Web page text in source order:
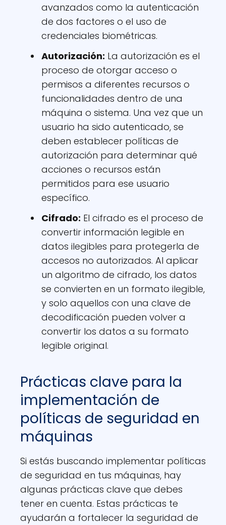
avanzados como la autenticación
de dos factores o el uso de
credenciales biométricas.
Autorización: La autorización es el
proceso de otorgar acceso o
permisos a diferentes recursos o
funcionalidades dentro de una
máquina o sistema. Una vez que un
usuario ha sido autenticado, se
deben establecer políticas de
autorización para determinar qué
acciones o recursos están
permitidos para ese usuario
específico.
Cifrado: El cifrado es el proceso de
convertir información legible en
datos ilegibles para protegerla de
accesos no autorizados. Al aplicar
un algoritmo de cifrado, los datos
se convierten en un formato ilegible,
y solo aquellos con una clave de
decodificación pueden volver a
convertir los datos a su formato
legible original.
Prácticas clave para la
implementación de
políticas de seguridad en
máquinas
Si estás buscando implementar políticas
de seguridad en tus máquinas, hay
algunas prácticas clave que debes
tener en cuenta. Estas prácticas te
ayudarán a fortalecer la seguridad de